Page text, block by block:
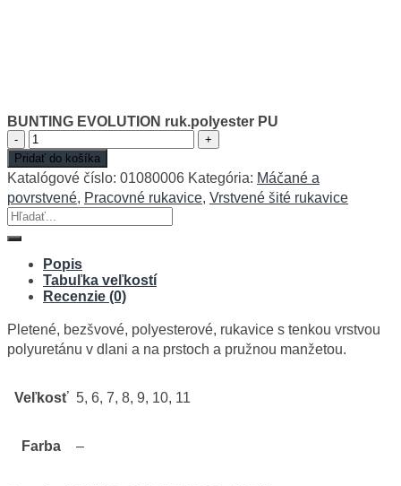
BUNTING EVOLUTION ruk.polyester PU
množstvo
BUNTING
EVOLUTION
ruk.polyester
PU
Pridať do košíka
Katalógové číslo: 01080006 Kategória: Máčané a
povrstvené, Pracovné rukavice, Vrstvené šité rukavice
Hľadať:
Popis
Tabuľka veľkostí
Recenzie (0)
Pletené, bezšvové, polyesterové, rukavice s tenkou vrstvou
polyuretánu v dlani a na prstoch a pružnou manžetou.
Veľkosť 5, 6, 7, 8, 9, 10, 11
Farba –